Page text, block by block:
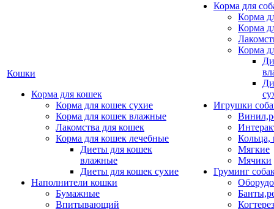
Кошки
Корма для кошек
Корма для кошек сухие
Корма для кошек влажные
Лакомства для кошек
Корма для кошек лечебные
Диеты для кошек
влажные
Диеты для кошек сухие
Наполнители кошки
Бумажные
Впитывающий
Корма для
Корма
Корма
Корма
Игрушки
Кольца,
Мягкие
Мячики
Груминг